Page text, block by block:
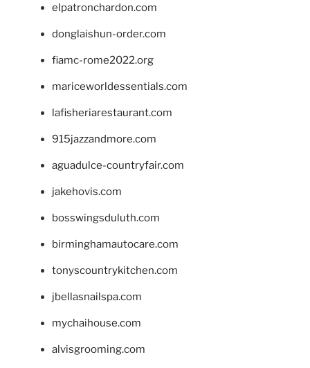
elpatronchardon.com
donglaishun-order.com
fiamc-rome2022.org
mariceworldessentials.com
lafisheriarestaurant.com
915jazzandmore.com
aguadulce-countryfair.com
jakehovis.com
bosswingsduluth.com
birminghamautocare.com
tonyscountrykitchen.com
jbellasnailspa.com
mychaihouse.com
alvisgrooming.com